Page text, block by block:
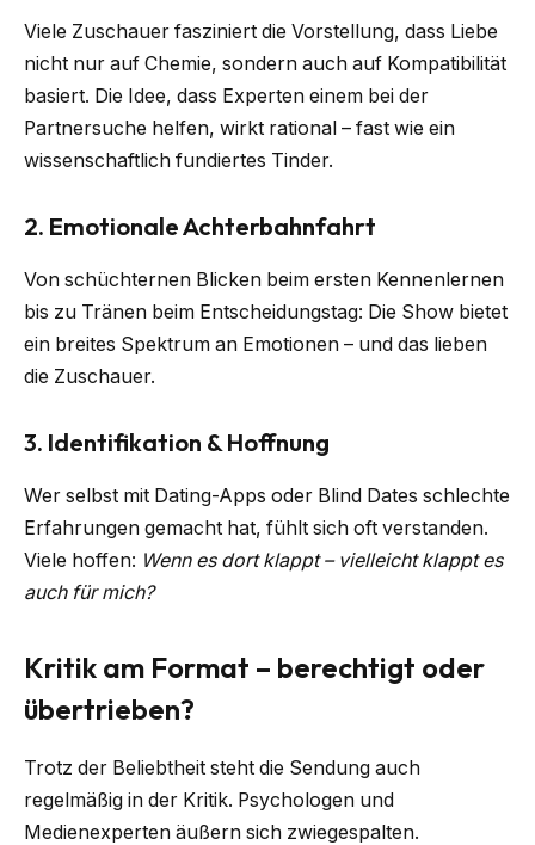
Viele Zuschauer fasziniert die Vorstellung, dass Liebe
nicht nur auf Chemie, sondern auch auf Kompatibilität
basiert. Die Idee, dass Experten einem bei der
Partnersuche helfen, wirkt rational – fast wie ein
wissenschaftlich fundiertes Tinder.
2. Emotionale Achterbahnfahrt
Von schüchternen Blicken beim ersten Kennenlernen
bis zu Tränen beim Entscheidungstag: Die Show bietet
ein breites Spektrum an Emotionen – und das lieben
die Zuschauer.
3. Identifikation & Hoffnung
Wer selbst mit Dating-Apps oder Blind Dates schlechte
Erfahrungen gemacht hat, fühlt sich oft verstanden.
Viele hoffen: Wenn es dort klappt – vielleicht klappt es
auch für mich?
Kritik am Format – berechtigt oder
übertrieben?
Trotz der Beliebtheit steht die Sendung auch
regelmäßig in der Kritik. Psychologen und
Medienexperten äußern sich zwiegespalten.